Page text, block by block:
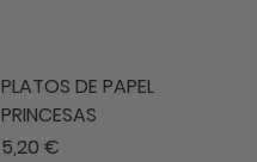
PLATOS DE PAPEL
PRINCESAS
Precio
5,20 €